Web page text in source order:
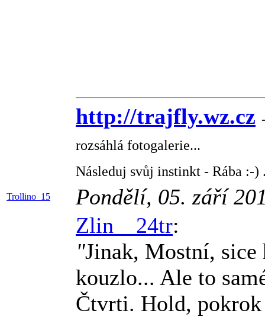
http://trajfly.wz.cz
rozsáhlá fotogalerie...
Následuj svůj instinkt - Rába :-)
Trollino_15 Pondělí, 05. září
Zlin__24tr:
"Jinak, Mostní, sice
kouzlo... Ale to
Čtvrti. Hold, pokrok